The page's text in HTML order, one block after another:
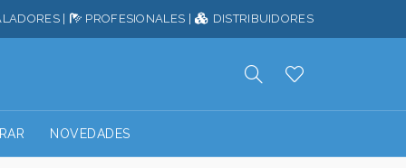
| PROFESIONALES DISTRIBUIDORES
NOVEDADES